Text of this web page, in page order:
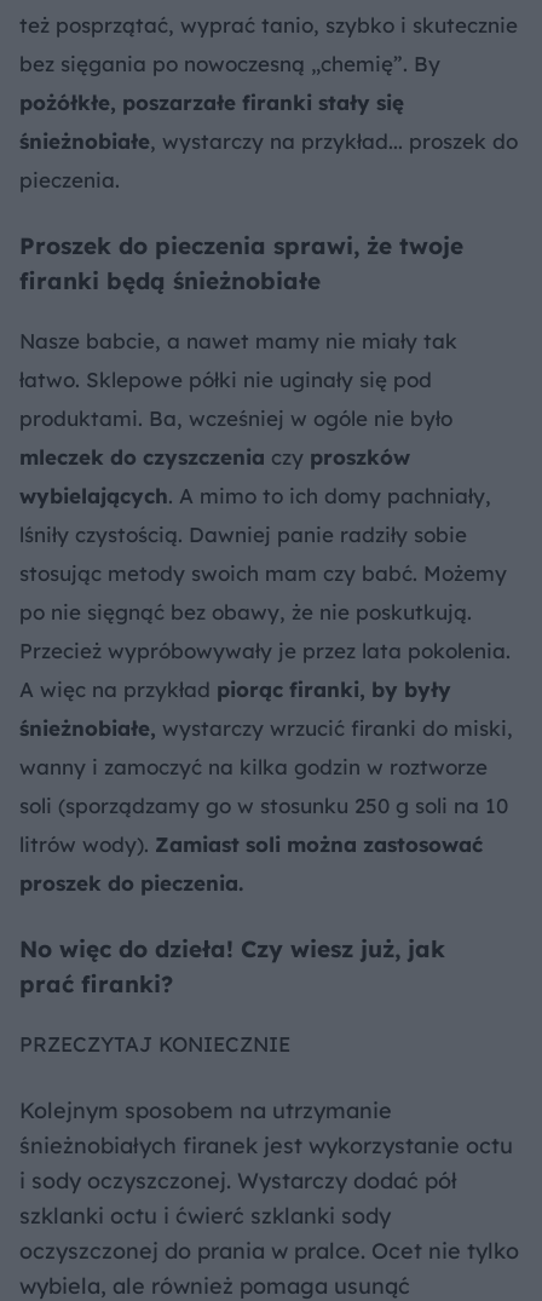
też posprzątać, wyprać tanio, szybko i skutecznie
bez sięgania po nowoczesną „chemię”. By
pożółkłe, poszarzałe firanki stały się
śnieżnobiałe, wystarczy na przykład... proszek do
pieczenia.
Proszek do pieczenia sprawi, że twoje
firanki będą śnieżnobiałe
Nasze babcie, a nawet mamy nie miały tak
łatwo. Sklepowe półki nie uginały się pod
produktami. Ba, wcześniej w ogóle nie było
mleczek do czyszczenia czy proszków
wybielających. A mimo to ich domy pachniały,
lśniły czystością. Dawniej panie radziły sobie
stosując metody swoich mam czy babć. Możemy
po nie sięgnąć bez obawy, że nie poskutkują.
Przecież wypróbowywały je przez lata pokolenia.
A więc na przykład piorąc firanki, by były
śnieżnobiałe, wystarczy wrzucić firanki do miski,
wanny i zamoczyć na kilka godzin w roztworze
soli (sporządzamy go w stosunku 250 g soli na 10
litrów wody). Zamiast soli można zastosować
proszek do pieczenia.
No więc do dzieła! Czy wiesz już, jak
prać firanki?
PRZECZYTAJ KONIECZNIE
Kolejnym sposobem na utrzymanie
śnieżnobiałych firanek jest wykorzystanie octu
i sody oczyszczonej. Wystarczy dodać pół
szklanki octu i ćwierć szklanki sody
oczyszczonej do prania w pralce. Ocet nie tylko
wybiela, ale również pomaga usunąć